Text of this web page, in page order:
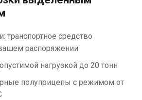
транспортное средство
распоряжении
нагрузкой до 20 тонн
полуприцепы с режимом от